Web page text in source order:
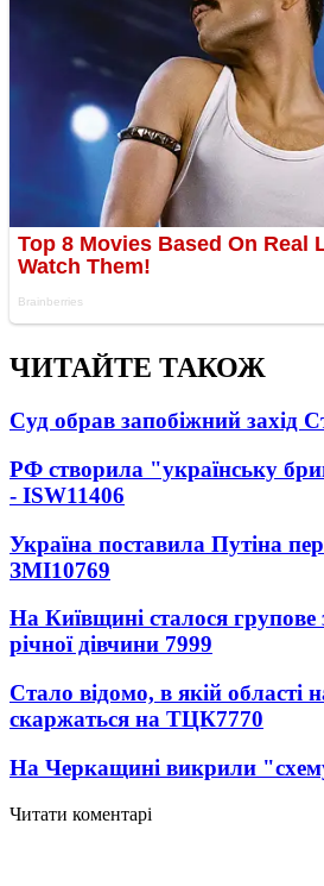
ЧИТАЙТЕ ТАКОЖ
Суд обрав запобіжний захід
РФ створила "українську
- ISW11406
Україна поставила Путіна
ЗМІ10769
На Київщині сталося групове
річної дівчини 7999
Стало відомо, в якій області
скаржаться на ТЦК7770
На Черкащині викрили
Читати коментарі